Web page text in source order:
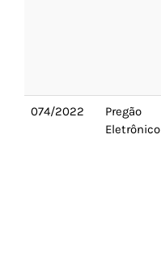
074/2022
Pregão